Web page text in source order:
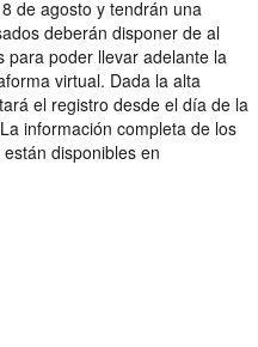
de agosto y tendrán una
deberán disponer de al
para poder llevar adelante la
virtual. Dada la alta
el registro desde el día de la
información completa de los
disponibles en